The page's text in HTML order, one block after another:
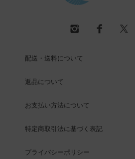
配送・送料について
返品について
お支払い方法について
特定商取引法に基づく表記
プライバシーポリシー